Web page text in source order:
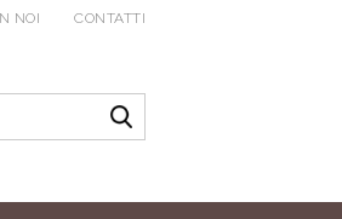
NOI CONTATTI